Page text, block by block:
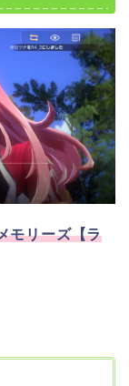
モリーズ【ラ